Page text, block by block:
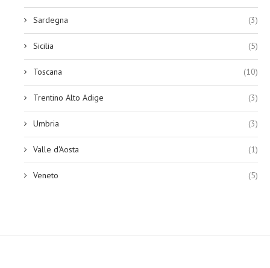
Sardegna (3)
Sicilia (5)
Toscana (10)
Trentino Alto Adige (3)
Umbria (3)
Valle d'Aosta (1)
Veneto (5)